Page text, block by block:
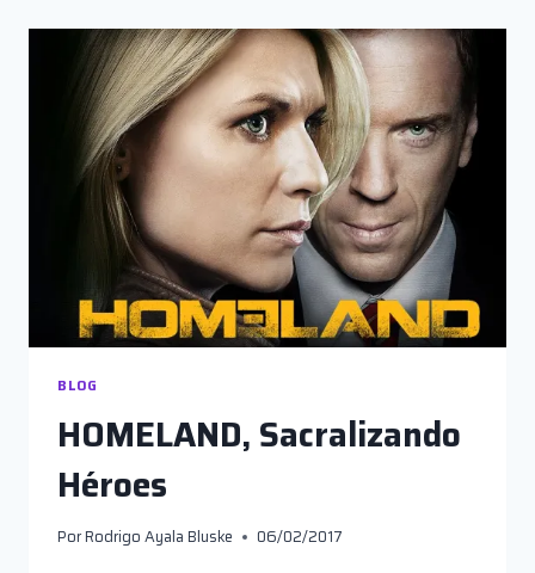
PRIMERA
TEMPORADA)
RECORRIENDO
LAS
TIERRAS
DE
TRUMP
BLOG
HOMELAND, Sacralizando
Héroes
PorRodrigo Ayala Bluske 06/02/2017